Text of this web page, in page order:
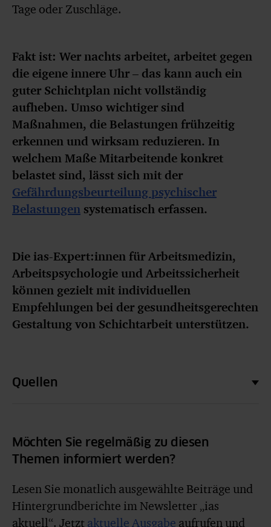
Tage oder Zuschläge.
Fakt ist: Wer nachts arbeitet, arbeitet gegen
die eigene innere Uhr – das kann auch ein
guter Schichtplan nicht vollständig
aufheben. Umso wichtiger sind
Maßnahmen, die Belastungen frühzeitig
erkennen und wirksam reduzieren. In
welchem Maße Mitarbeitende konkret
belastet sind, lässt sich mit der
Gefährdungsbeurteilung psychischer
Belastungen systematisch erfassen.
Die ias-Expert:innen für Arbeitsmedizin,
Arbeitspsychologie und Arbeitssicherheit
können gezielt mit individuellen
Empfehlungen bei der gesundheitsgerechten
Gestaltung von Schichtarbeit unterstützen.
Quellen
Möchten Sie regelmäßig zu diesen
Themen informiert werden?
Lesen Sie monatlich ausgewählte Beiträge und
Hintergrundberichte im Newsletter „ias
aktuell“. Jetzt aktuelle Ausgabe aufrufen und